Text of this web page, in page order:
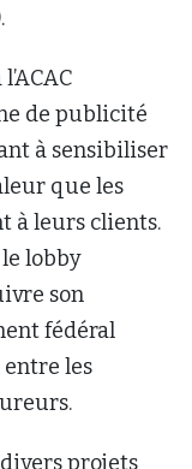
de publicité
à sensibiliser
que les
à leurs clients.
lobby
son
fédéral
les
projets